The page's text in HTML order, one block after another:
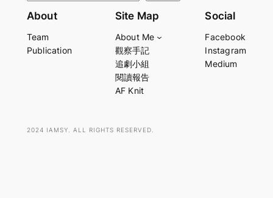
e
r
About
Team
Publication
Site Map
About Me
觀察手記
追劇小組
閱讀報告
AF Knit
Social
Facebook
Instagram
Medium
2024 IAMSY. ALL RIGHTS RESERVED.